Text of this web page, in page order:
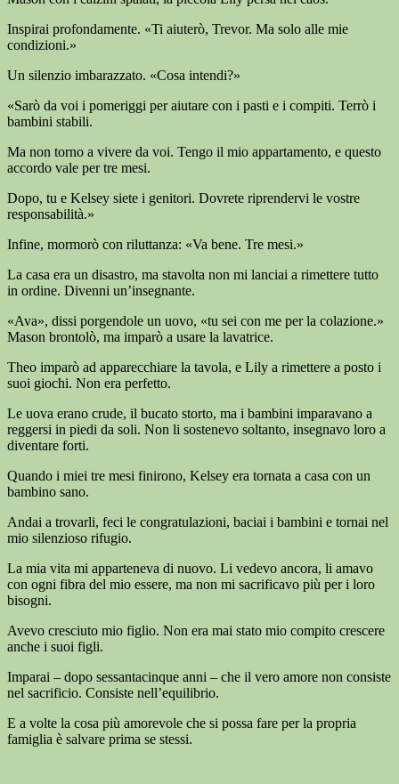
Inspirai profondamente. «Ti aiuterò, Trevor. Ma solo alle mie
condizioni.»
Un silenzio imbarazzato. «Cosa intendi?»
«Sarò da voi i pomeriggi per aiutare con i pasti e i compiti. Terrò i
bambini stabili.
Ma non torno a vivere da voi. Tengo il mio appartamento, e questo
accordo vale per tre mesi.
Dopo, tu e Kelsey siete i genitori. Dovrete riprendervi le vostre
responsabilità.»
Infine, mormorò con riluttanza: «Va bene. Tre mesi.»
La casa era un disastro, ma stavolta non mi lanciai a rimettere tutto
in ordine. Divenni un’insegnante.
«Ava», dissi porgendole un uovo, «tu sei con me per la colazione.»
Mason brontolò, ma imparò a usare la lavatrice.
Theo imparò ad apparecchiare la tavola, e Lily a rimettere a posto i
suoi giochi. Non era perfetto.
Le uova erano crude, il bucato storto, ma i bambini imparavano a
reggersi in piedi da soli. Non li sostenevo soltanto, insegnavo loro a
diventare forti.
Quando i miei tre mesi finirono, Kelsey era tornata a casa con un
bambino sano.
Andai a trovarli, feci le congratulazioni, baciai i bambini e tornai nel
mio silenzioso rifugio.
La mia vita mi apparteneva di nuovo. Li vedevo ancora, li amavo
con ogni fibra del mio essere, ma non mi sacrificavo più per i loro
bisogni.
Avevo cresciuto mio figlio. Non era mai stato mio compito crescere
anche i suoi figli.
Imparai – dopo sessantacinque anni – che il vero amore non consiste
nel sacrificio. Consiste nell’equilibrio.
E a volte la cosa più amorevole che si possa fare per la propria
famiglia è salvare prima se stessi.